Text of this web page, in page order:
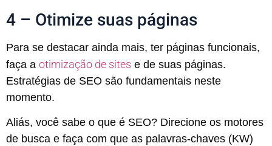
4 – Otimize suas páginas
Para se destacar ainda mais, ter páginas funcionais,
faça a otimização de sites e de suas páginas.
Estratégias de SEO são fundamentais neste
momento.
Aliás, você sabe o que é SEO? Direcione os motores
de busca e faça com que as palavras-chaves (KW)